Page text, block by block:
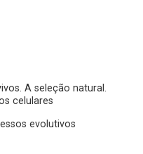
A seleção natural.
celulares
evolutivos